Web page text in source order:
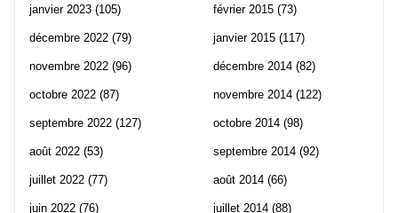
janvier 2023 (105)
décembre 2022 (79)
novembre 2022 (96)
octobre 2022 (87)
septembre 2022 (127)
août 2022 (53)
juillet 2022 (77)
juin 2022 (76)
février 2015 (73)
janvier 2015 (117)
décembre 2014 (82)
novembre 2014 (122)
octobre 2014 (98)
septembre 2014 (92)
août 2014 (66)
juillet 2014 (88)